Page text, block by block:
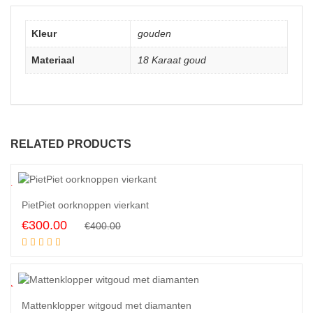
Kleur gouden
Materiaal 18 Karaat goud
RELATED PRODUCTS
PietPiet oorknoppen vierkant
€400.00Original
€400.00.
€300.00
Current
€300.00.
Mattenklopper witgoud met diamanten